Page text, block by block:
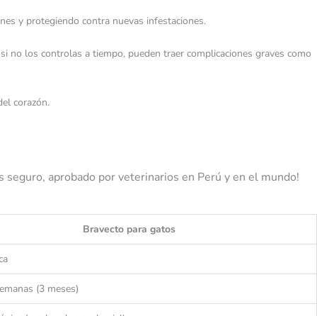
y protegiendo contra nuevas infestaciones.
no los controlas a tiempo, pueden traer complicaciones graves como
corazón.
aprobado por veterinarios en Perú y en el mundo!
Bravecto para gatos
(3 meses)